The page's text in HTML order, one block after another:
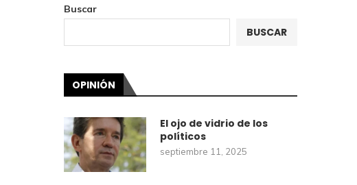
Buscar
BUSCAR
OPINIÓN
El ojo de vidrio de los
políticos
septiembre 11, 2025